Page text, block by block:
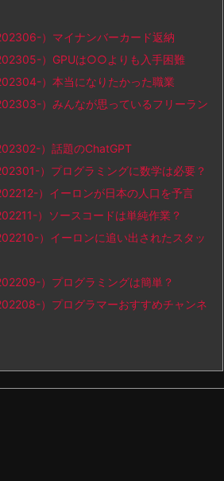
）マイナンバーカード返納
）GPUは○○よりも入手困難
）本当になりたかった職業
）みんなが思っているフリーラン
）話題のChatGPT
）プログラミングに数学は必要？
）イーロンが日本の人口を予言
）ソースコードは単純作業？
）イーロンに追い出されたスタッ
）プログラミングは簡単？
）プログラマーおすすめチャンネ